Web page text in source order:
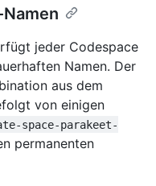
jeder Codespace
Namen. Der
aus dem
von einigen
space-parakeet-
permanenten